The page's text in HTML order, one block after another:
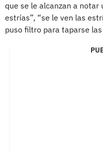
que se le alcanzan a notar
estrías”, “se le ven las
puso filtro para taparse